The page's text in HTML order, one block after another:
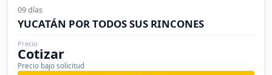
09 días
YUCATÁN POR TODOS SUS RINCONES
Precio
Cotizar
Precio bajo solicitud